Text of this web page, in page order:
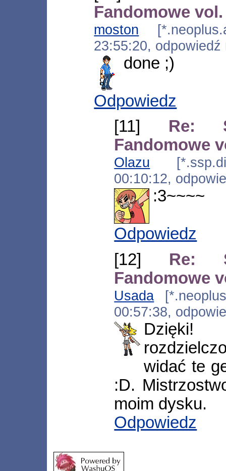
Fandomowe
moston
23:55:20,
done ;)
Odpowiedz
[11] Re:
Fandomowe
Olazu
00:10:12,
:3~~~~
Odpowiedz
[12] Re:
Fandomowe
Usada
00:57:38,
widać te
:D.
moim dysku.
Odpowiedz